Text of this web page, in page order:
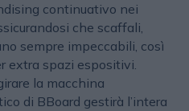
continuativo nei
che scaffali,
sempre impeccabili, così
extra spazi espositivi.
la macchina
di BBoard gestirà l’intera